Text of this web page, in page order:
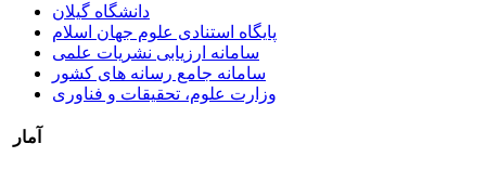
دانشگاه گیلان
پایگاه استنادی علوم جهان اسلام
سامانه ارزیابی نشریات علمی
سامانه جامع رسانه های کشور
وزارت علوم، تحقیقات و فناوری
آمار